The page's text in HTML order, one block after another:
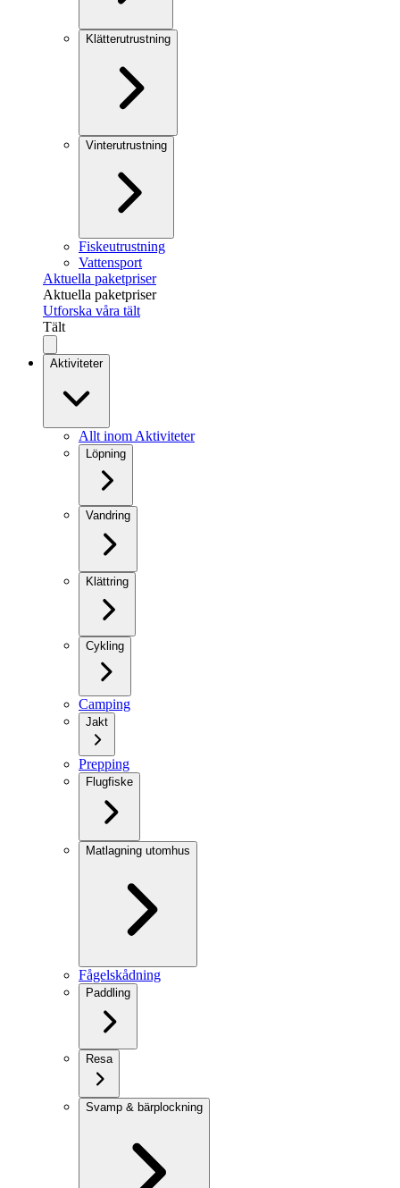
Klätterutrustning
Vinterutrustning
Fiskeutrustning
Vattensport
Aktuella paketpriser
Aktuella paketpriser
Utforska våra tält
Tält
Aktiviteter
Allt inom Aktiviteter
Löpning
Vandring
Klättring
Cykling
Camping
Jakt
Prepping
Flugfiske
Matlagning utomhus
Fågelskådning
Paddling
Resa
Svamp & bärplockning